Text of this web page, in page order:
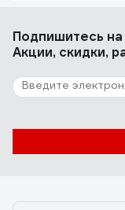
Подпишитесь
Акции, скидки,